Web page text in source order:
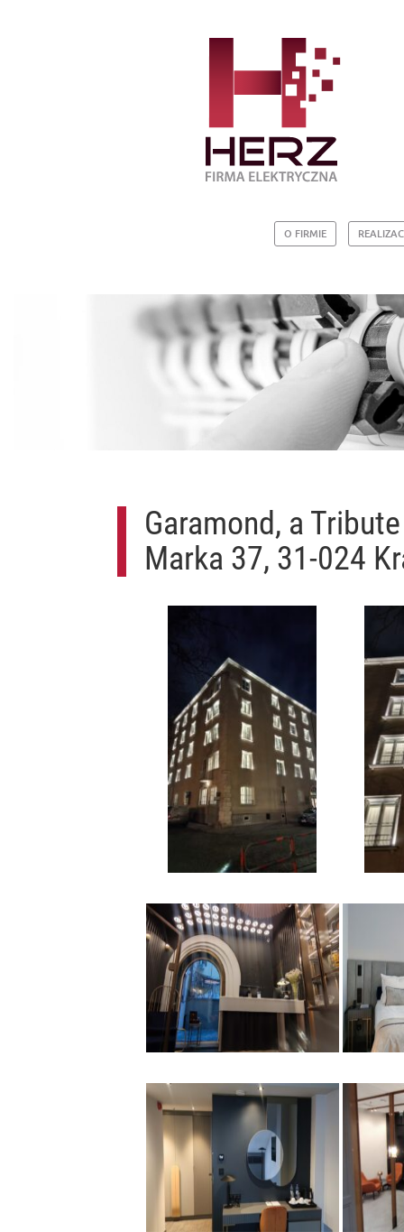
O FIRMIE
Garamond, a
Marka 37, 31-024